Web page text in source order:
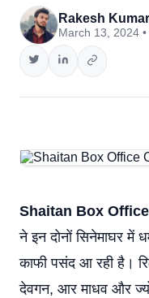
Rakesh Kumar
March 13, 2024
Shaitan Box
ने इन दोनों सिनेमाघर में
काफी पसंद आ रही है।
देवगन, आर माधव और